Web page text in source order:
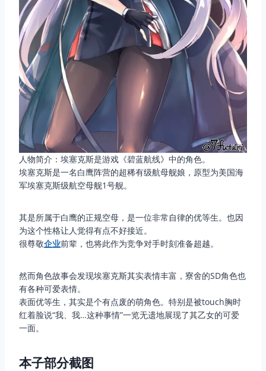
人物简介：埃塞克斯是游戏《碧蓝航线》中的角色。
埃塞克斯是一名白鹰阵营的超稀有级航母舰娘，原型为美国海
军埃塞克斯级航空母舰1号舰。
其是所属于白鹰的正规空母，是一位非常自律的优等生。也因
为这个性格让人觉得有点不好接近。
很尊敬企业前辈，也将此作为竞争对手时刻准备超越。
然而角色故事会发现埃塞克斯其实表情丰富，寮舍的SD角色也
有各种可爱表情。
表面优等生，其实是个有点废的萌角色。特别是被touch胸时
红着脸说“我、我…这种事情”一览无遗地展现了其乙女的可爱
一面。
本子部分截图